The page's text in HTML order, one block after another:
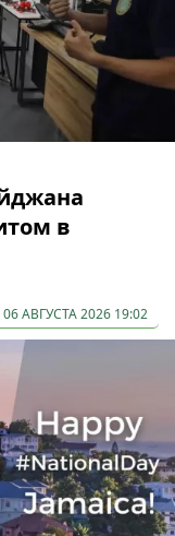
в
06 АВГУСТА 2026 19:02